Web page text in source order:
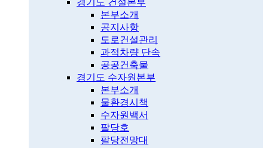
본부소개
공지사항
도로건설관리
과적차량 단속
공공건축물
경기도 수자원본부
본부소개
물환경시책
수자원백서
팔당호
팔당전망대